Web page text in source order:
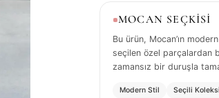
MOCAN SEÇKİSİ
Bu ürün, Mocan’ın
seçilen özel parçalardan
zamansız bir duruşla
Modern Stil Seçili